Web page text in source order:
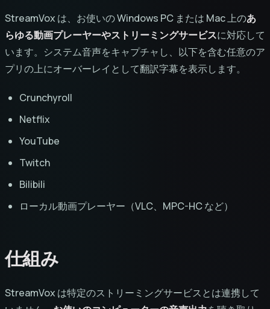
StreamVox は、お使いの Windows PC または Mac 上のあ
らゆる動画プレーヤーやストリーミングサービスに対応して
います。システム音声をキャプチャし、以下を含む任意のア
プリの上にオーバーレイとして翻訳字幕を表示します。
Crunchyroll
Netflix
YouTube
Twitch
Bilibili
ローカル動画プレーヤー（VLC、MPC-HC など）
仕組み
StreamVox は特定のストリーミングサービスとは連携して